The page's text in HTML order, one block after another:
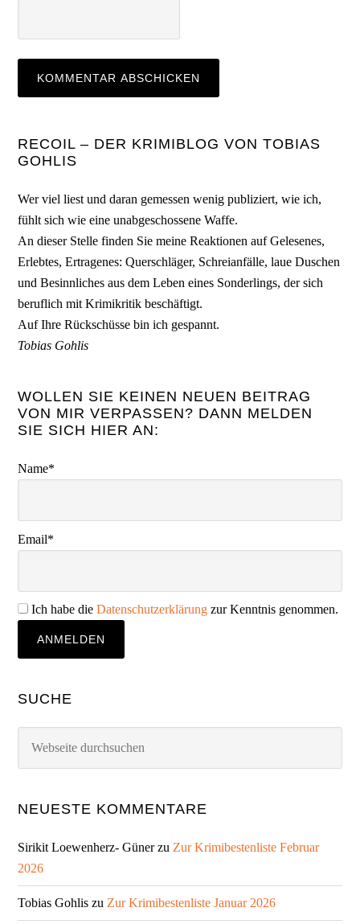
Seitenspalte
RECOIL – DER KRIMIBLOG VON TOBIAS
GOHLIS
Wer viel liest und daran gemessen wenig publiziert, wie ich,
fühlt sich wie eine unabgeschossene Waffe.
An dieser Stelle finden Sie meine Reaktionen auf Gelesenes,
Erlebtes, Ertragenes: Querschläger, Schreianfälle, laue Duschen
und Besinnliches aus dem Leben eines Sonderlings, der sich
beruflich mit Krimikritik beschäftigt.
Auf Ihre Rückschüsse bin ich gespannt.
Tobias Gohlis
WOLLEN SIE KEINEN NEUEN BEITRAG
VON MIR VERPASSEN? DANN MELDEN
SIE SICH HIER AN:
Name*
Email*
Ich habe dieDatenschutzerklärung zur Kenntnis genommen.
SUCHE
NEUESTE KOMMENTARE
Sirikit Loewenherz- Günerzu Zur Krimibestenliste Februar
2026
Tobias Gohlis zu Zur Krimibestenliste Januar 2026